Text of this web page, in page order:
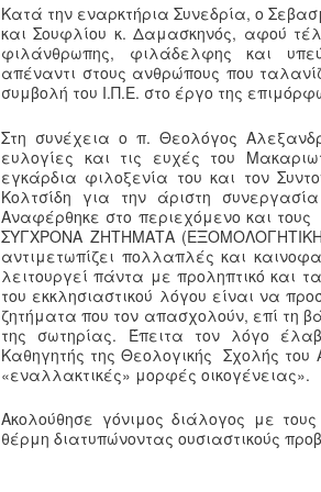
Κατά την εναρκτήρια Συνεδρία, ο
και Σουφλίου κ. Δαμασκηνός, αφού
φιλάνθρωπης, φιλάδελφης και
απέναντι στους ανθρώπους που
συμβολή του Ι.Π.Ε. στο έργο της
Στη συνέχεια ο π. Θεολόγος
ευλογίες και τις ευχές του
εγκάρδια φιλοξενία του και τον
Κολτσίδη για την άριστη
Αναφέρθηκε στο περιεχόμενο και
ΣΥΓΧΡΟΝΑ ΖΗΤΗΜΑΤΑ
αντιμετωπίζει πολλαπλές και
λειτουργεί πάντα με προληπτικό και
του εκκλησιαστικού λόγου είναι να
ζητήματα που τον απασχολούν, επί τη
της σωτηρίας. Έπειτα τον λόγο
Καθηγητής της Θεολογικής Σχολής του
«εναλλακτικές» μορφές οικογένειας».
Ακολούθησε γόνιμος διάλογος με
θέρμη διατυπώνοντας ουσιαστικούς